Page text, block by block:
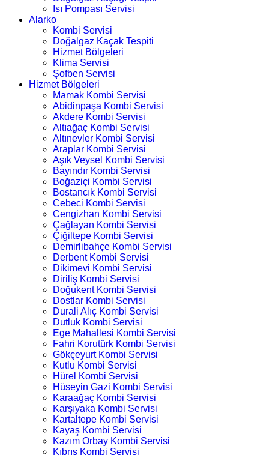
Isı Pompası Servisi
Alarko
Kombi Servisi
Doğalgaz Kaçak Tespiti
Hizmet Bölgeleri
Klima Servisi
Şofben Servisi
Hizmet Bölgeleri
Mamak Kombi Servisi
Abidinpaşa Kombi Servisi
Akdere Kombi Servisi
Altıağaç Kombi Servisi
Altınevler Kombi Servisi
Araplar Kombi Servisi
Aşık Veysel Kombi Servisi
Bayındır Kombi Servisi
Boğaziçi Kombi Servisi
Bostancık Kombi Servisi
Cebeci Kombi Servisi
Cengizhan Kombi Servisi
Çağlayan Kombi Servisi
Çiğiltepe Kombi Servisi
Demirlibahçe Kombi Servisi
Derbent Kombi Servisi
Dikimevi Kombi Servisi
Diriliş Kombi Servisi
Doğukent Kombi Servisi
Dostlar Kombi Servisi
Durali Alıç Kombi Servisi
Dutluk Kombi Servisi
Ege Mahallesi Kombi Servisi
Fahri Korutürk Kombi Servisi
Gökçeyurt Kombi Servisi
Kutlu Kombi Servisi
Hürel Kombi Servisi
Hüseyin Gazi Kombi Servisi
Karaağaç Kombi Servisi
Karşıyaka Kombi Servisi
Kartaltepe Kombi Servisi
Kayaş Kombi Servisi
Kazım Orbay Kombi Servisi
Kıbrıs Kombi Servisi